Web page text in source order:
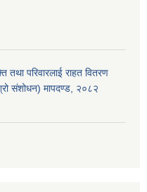
तथा परिवारलाई राहत वितरण
संशोधन) मापदण्ड, २०८२